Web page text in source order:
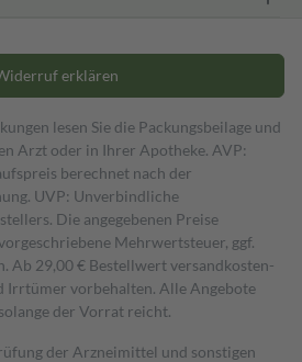
erklären
lesen Sie die Packungsbeilage und
Arzt oder in Ihrer Apotheke. AVP:
berechnet nach der
UVP: Unverbindliche
Die angegebenen Preise
Mehrwertsteuer, ggf.
Ab 29,00 € Bestell­wert versand­kosten­
Irrtümer vorbehalten. Alle Angebote
der Vorrat reicht.
der Arzneimittel und sonstigen